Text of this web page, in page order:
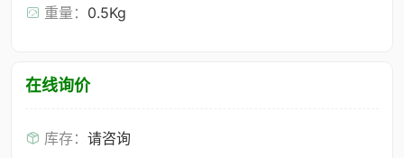
重量： 0.5Kg
在线询价
库存： 请咨询